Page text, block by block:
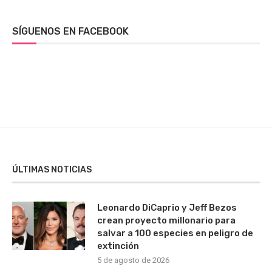
SÍGUENOS EN FACEBOOK
ÚLTIMAS NOTICIAS
Leonardo DiCaprio y Jeff Bezos
crean proyecto millonario para
salvar a 100 especies en peligro de
extinción
5 de agosto de 2026